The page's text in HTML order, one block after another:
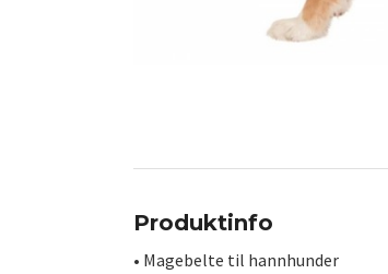
Produktinfo
• Magebelte til hannhunder